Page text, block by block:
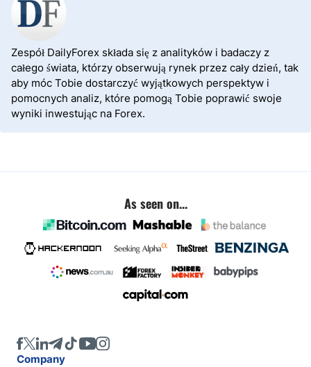
Zespół DailyForex składa się z analityków i badaczy z
całego świata, którzy obserwują rynek przez cały dzień, tak
aby móc Tobie dostarczyć wyjątkowych perspektyw i
pomocnych analiz, które pomogą Tobie poprawić swoje
wyniki inwestując na Forex.
As seen on...
Company